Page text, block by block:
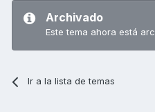
Archivado
Este tema ahora está
Ir a la lista de temas